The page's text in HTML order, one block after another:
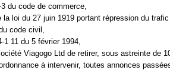
du code de commerce,
la loi du 27 juin 1919 portant répression du
code civil,
1 11 du 5 février 1994,
Viagogo Ltd de retirer, sous astreinte de
à intervenir, toutes annonces